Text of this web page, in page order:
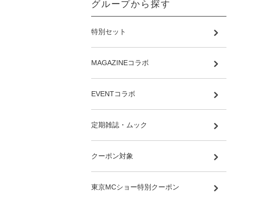
グループから探す
特別セット
MAGAZINEコラボ
EVENTコラボ
定期雑誌・ムック
クーポン対象
東京MCショー特別クーポン